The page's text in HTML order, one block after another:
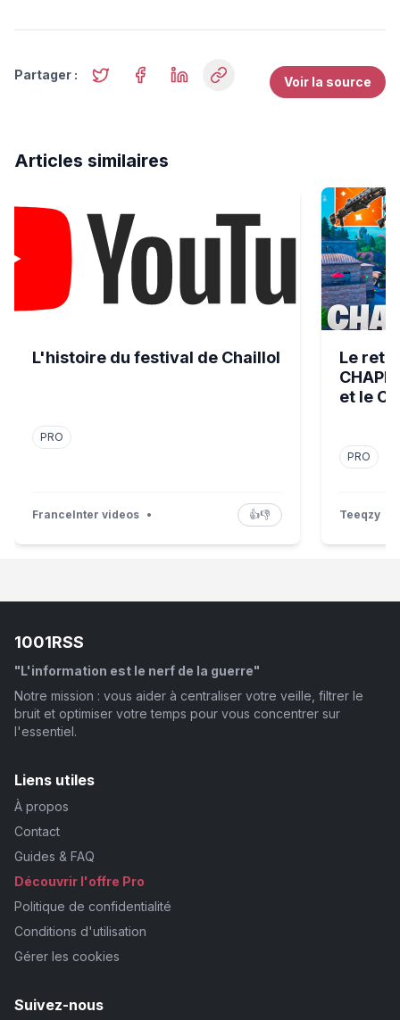
Partager : Voir la source
Articles similaires
L'histoire du festival de Chaillol
PRO
FranceInter videos • 👍👎
Le retour
Le
et le
PRO
Teeqzy
1001RSS
"L'information est le nerf de la guerre"
Notre mission : vous aider à centraliser votre veille, filtrer le
bruit et optimiser votre temps pour vous concentrer sur
l'essentiel.
Liens utiles
À propos
Contact
Guides & FAQ
Découvrir l'offre Pro
Politique de confidentialité
Conditions d'utilisation
Gérer les cookies
Suivez-nous